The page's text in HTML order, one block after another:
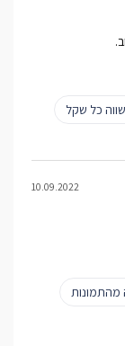
שווה כל שקל
10.09.2022
מהתמונות